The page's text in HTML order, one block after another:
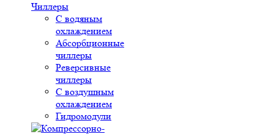
Чиллеры
С водяным
охлаждением
Абсорбционные
чиллеры
Реверсивные
чиллеры
С воздушным
охлаждением
Гидромодули